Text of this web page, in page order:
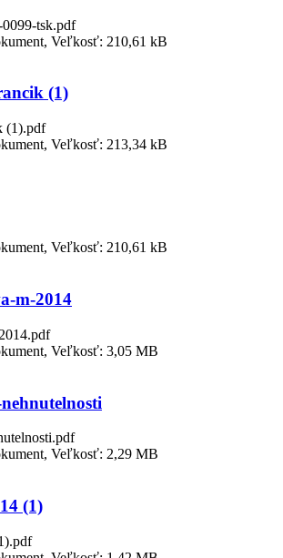
tsk.pdf
Veľkosť: 210,61 kB
(1)
(1).pdf
Veľkosť: 213,34 kB
Veľkosť: 210,61 kB
m-2014
Veľkosť: 3,05 MB
Veľkosť: 2,29 MB
(1)